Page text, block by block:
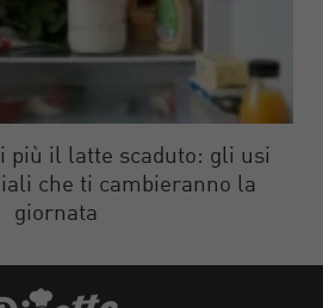
più il latte scaduto: gli usi
che ti cambieranno la
giornata